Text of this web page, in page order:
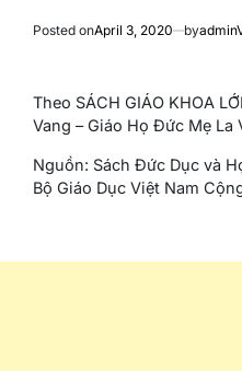
Posted onApril 3, 2020 by
Theo SÁCH GIÁO KHOA
Vang – Giáo Họ Đức Mẹ La
Nguồn: Sách Đức Dục và
Bộ Giáo Dục Việt Nam